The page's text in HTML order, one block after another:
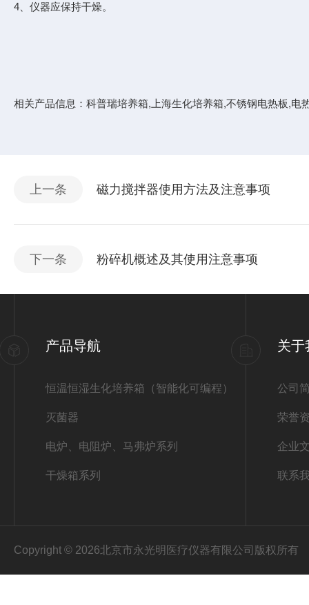
4、仪器应保持干燥。
相关产品信息： 科普瑞培养箱, 上海生化培养箱,不锈钢电热板,电
上一条 磁力搅拌器使用方法及注意事项
下一条 粉碎机概述及其使用注意事项
产品导航
恒温恒湿生化培养箱（智能化可编程）
灭菌器
电炉、电阻炉、马弗炉系列
干燥箱系列
关于
公司
荣誉
企业
联系
Copyright © 2026北京市永光明医疗仪器有限公司版权所有